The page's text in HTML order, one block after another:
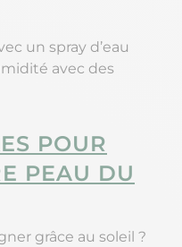
un spray d’eau
avec des
POUR
PEAU DU
grâce au soleil ?